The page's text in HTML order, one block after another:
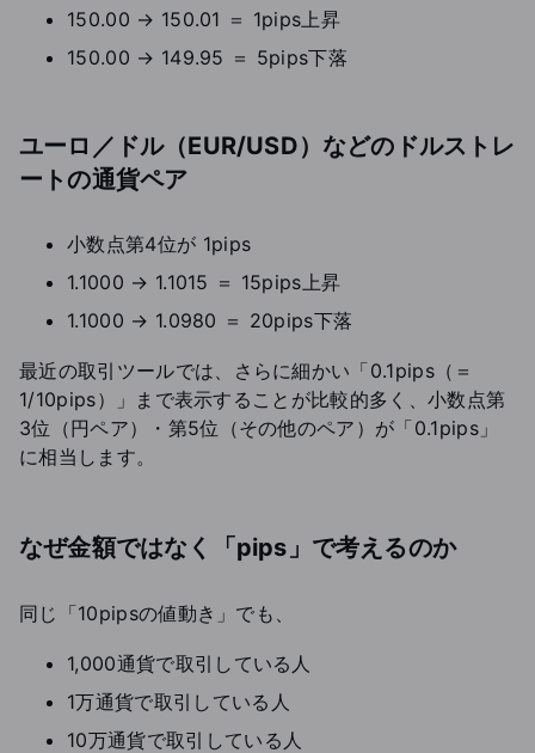
150.00 → 150.01 ＝ 1pips上昇
150.00 → 149.95 ＝ 5pips下落
ユーロ／ドル（EUR/USD）などのドルストレ
ートの通貨ペア
小数点第4位が 1pips
1.1000 → 1.1015 ＝ 15pips上昇
1.1000 → 1.0980 ＝ 20pips下落
最近の取引ツールでは、さらに細かい「0.1pips（＝
1/10pips）」まで表示することが比較的多く、小数点第
3位（円ペア）・第5位（その他のペア）が「0.1pips」
に相当します。
なぜ金額ではなく「pips」で考えるのか
同じ「10pipsの値動き」でも、
1,000通貨で取引している人
1万通貨で取引している人
10万通貨で取引している人